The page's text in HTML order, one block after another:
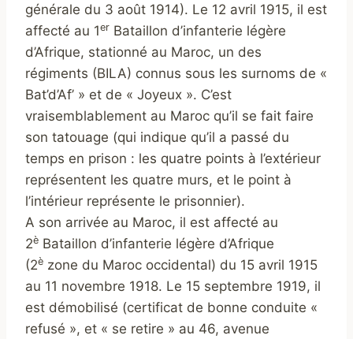
générale du 3 août 1914). Le 12 avril 1915, il est
affecté au 1er Bataillon d’infanterie légère
d’Afrique, stationné au Maroc, un des
régiments (BILA) connus sous les surnoms de «
Bat’d’Af’ » et de « Joyeux ». C’est
vraisemblablement au Maroc qu’il se fait faire
son tatouage (qui indique qu’il a passé du
temps en prison : les quatre points à l’extérieur
représentent les quatre murs, et le point à
l’intérieur représente le prisonnier).
A son arrivée au Maroc, il est affecté au
2è Bataillon d’infanterie légère d’Afrique
(2è zone du Maroc occidental) du 15 avril 1915
au 11 novembre 1918. Le 15 septembre 1919, il
est démobilisé (certificat de bonne conduite «
refusé », et « se retire » au 46, avenue